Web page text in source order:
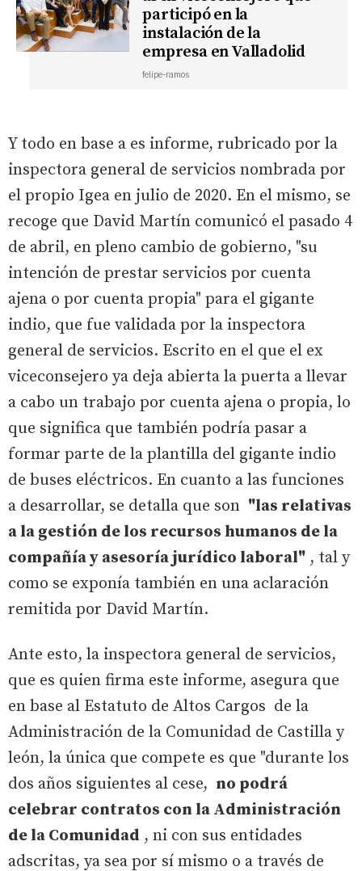
participó en la
instalación de la
empresa en Valladolid
felipe-ramos
Y todo en base a es informe, rubricado por la
inspectora general de servicios nombrada por
el propio Igea en julio de 2020. En el mismo, se
recoge que David Martín comunicó el pasado 4
de abril, en pleno cambio de gobierno, "su
intención de prestar servicios por cuenta
ajena o por cuenta propia" para el gigante
indio, que fue validada por la inspectora
general de servicios. Escrito en el que el ex
viceconsejero ya deja abierta la puerta a llevar
a cabo un trabajo por cuenta ajena o propia, lo
que significa que también podría pasar a
formar parte de la plantilla del gigante indio
de buses eléctricos. En cuanto a las funciones
a desarrollar, se detalla que son "las relativas
a la gestión de los recursos humanos de la
compañía y asesoría jurídico laboral" , tal y
como se exponía también en una aclaración
remitida por David Martín.
Ante esto, la inspectora general de servicios,
que es quien firma este informe, asegura que
en base al Estatuto de Altos Cargos de la
Administración de la Comunidad de Castilla y
león, la única que compete es que "durante los
dos años siguientes al cese, no podrá
celebrar contratos con la Administración
de la Comunidad , ni con sus entidades
adscritas, ya sea por sí mismo o a través de